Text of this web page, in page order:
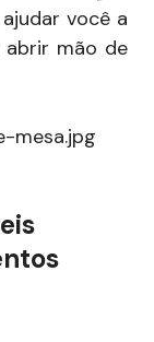
você a
mão de